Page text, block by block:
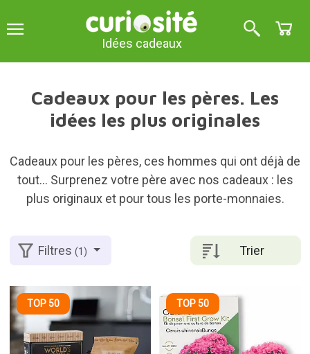
Idées cadeaux
Cadeaux pour les pères. Les
idées les plus originales
Cadeaux pour les pères, ces hommes qui ont déjà de
tout... Surprenez votre père avec nos cadeaux : les
plus originaux et pour tous les porte-monnaies.
Trier
Filtres(1)
TOP 50 TOP 50